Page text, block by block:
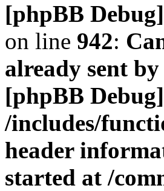
[phpBB
on line 942:
already sent
[phpBB
/includes/
header
started at /